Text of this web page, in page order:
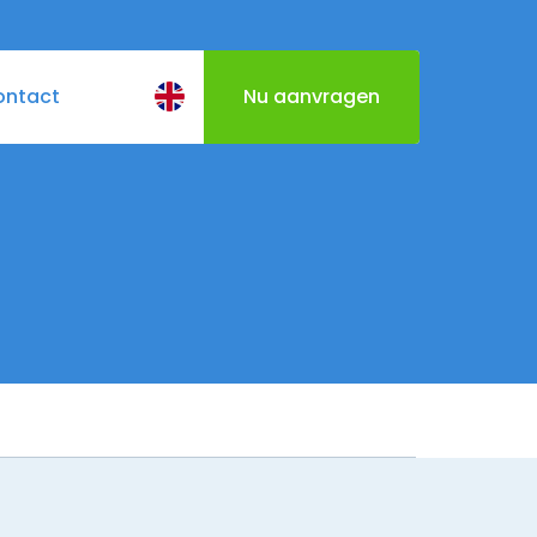
CateringmenuVaren door Utrecht
Nu aanvragen